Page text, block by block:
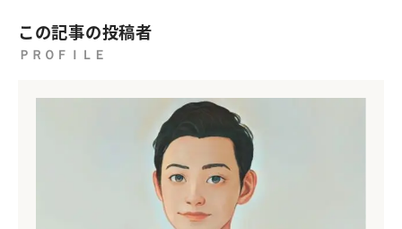
この記事の投稿者
ＰＲＯＦＩＬＥ